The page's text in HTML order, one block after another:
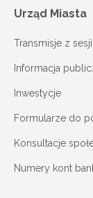
Urząd Miasta
Transmisje z sesji
Informacja
Inwestycje
Formularze do
Konsultacje
Numery kont